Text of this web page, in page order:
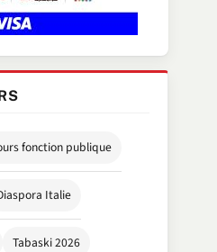
fonction publique
Italie
Tabaski 2026